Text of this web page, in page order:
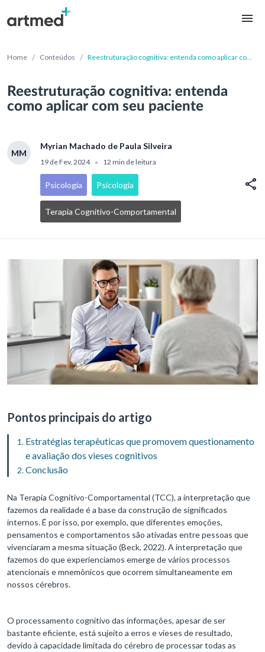
Home / Conteúdos / Reestruturação cognitiva: entenda como aplicar com
Reestruturação cognitiva: entenda
como aplicar com seu paciente
MM
Myrian Machado de Paula Silveira
19 de Fev, 2024 • 12 min de leitura
Psicologia Psicologia
Terapia Cognitivo-Comportamental
Pontos principais do artigo
Estratégias terapêuticas que promovem questionamento
e avaliação dos vieses cognitivos
Conclusão
Na Terapia Cognitivo-Comportamental (TCC), a interpretação que
fazemos da realidade é a base da construção de significados
internos. É por isso, por exemplo, que diferentes emoções,
pensamentos e comportamentos são ativadas entre pessoas que
vivenciaram a mesma situação (Beck, 2022). A interpretação que
fazemos do que experienciamos emerge de vários processos
atencionais e mnemônicos que ocorrem simultaneamente em
nossos cérebros.
O processamento cognitivo das informações, apesar de ser
bastante eficiente, está sujeito a erros e vieses de resultado,
devido à capacidade limitada do cérebro de processar todas as